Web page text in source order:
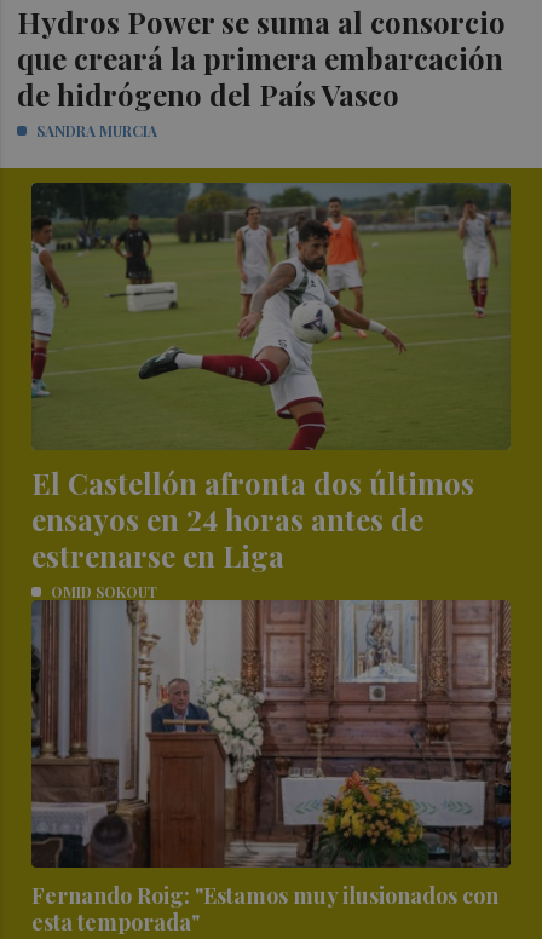
Hydros Power se suma al consorcio
que creará la primera embarcación
de hidrógeno del País Vasco
SANDRA MURCIA
El Castellón afronta dos últimos
ensayos en 24 horas antes de
estrenarse en Liga
OMID SOKOUT
Fernando Roig: "Estamos muy ilusionados con
esta temporada"